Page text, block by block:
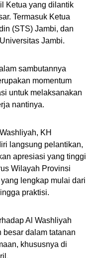
Ketua yang dilantik
Termasuk Ketua
(STS) Jambi, dan
Jambi.
sambutannya
momentum
untuk melaksanakan
nantinya.
KH
langsung pelantikan,
apresiasi yang tinggi
Wilayah Provinsi
lengkap mulai dari
praktisi.
Al Washliyah
besar dalam tatanan
khususnya di